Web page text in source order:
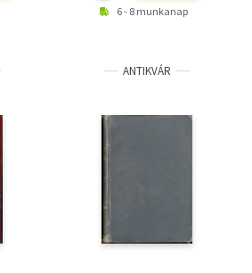
6 - 8 munkanap
ANTIKVÁR